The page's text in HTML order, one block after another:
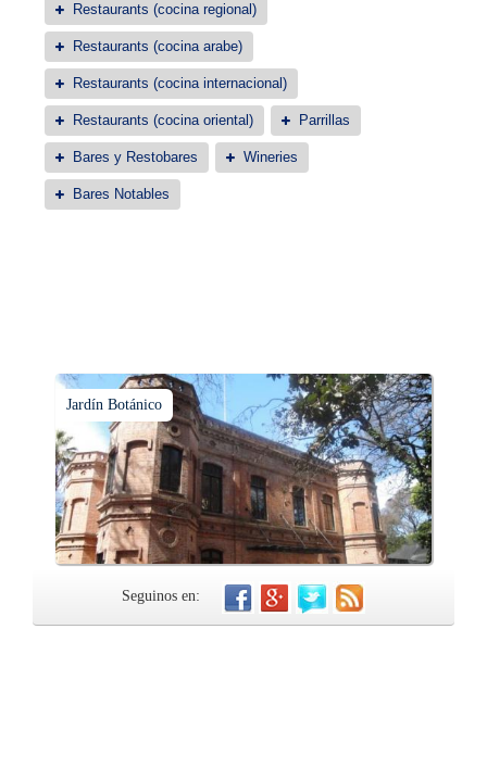
Restaurants (cocina regional)
Restaurants (cocina arabe)
Restaurants (cocina internacional)
Restaurants (cocina oriental) Parrillas
Bares y Restobares Wineries
Bares Notables
Jardín Botánico
Seguinos en: